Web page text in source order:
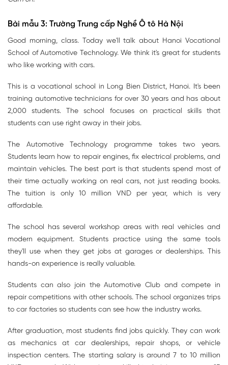
Bài mẫu 3: Trường Trung cấp Nghề Ô tô Hà Nội
Good morning, class. Today we'll talk about Hanoi Vocational
School of Automotive Technology. We think it's great for students
who like working with cars.
This is a vocational school in Long Bien District, Hanoi. It's been
training automotive technicians for over 30 years and has about
2,000 students. The school focuses on practical skills that
students can use right away in their jobs.
The Automotive Technology programme takes two years.
Students learn how to repair engines, fix electrical problems, and
maintain vehicles. The best part is that students spend most of
their time actually working on real cars, not just reading books.
The tuition is only 10 million VND per year, which is very
affordable.
The school has several workshop areas with real vehicles and
modern equipment. Students practice using the same tools
they'll use when they get jobs at garages or dealerships. This
hands-on experience is really valuable.
Students can also join the Automotive Club and compete in
repair competitions with other schools. The school organizes trips
to car factories so students can see how the industry works.
After graduation, most students find jobs quickly. They can work
as mechanics at car dealerships, repair shops, or vehicle
inspection centers. The starting salary is around 7 to 10 million